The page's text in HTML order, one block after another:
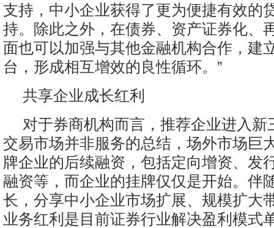
支持，中小企业获得了更为便捷有效的
持。除此之外，在债券、资产证券化、
面也可以加强与其他金融机构合作，建
台，形成相互增效的良性循环。”
共享企业成长红利
对于券商机构而言，推荐企业进入新
交易市场并非服务的总结，场外市场巨
牌企业的后续融资，包括定向增资、发
融资等，而企业的挂牌仅仅是开始。伴
长，分享中小企业市场扩展、规模扩大
业务红利是目前证券行业解决盈利模式